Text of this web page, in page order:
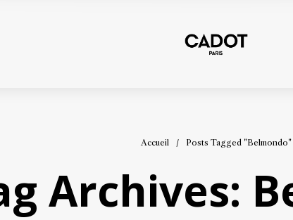
Accueil / Posts Tagged "Belmondo"
Archives: